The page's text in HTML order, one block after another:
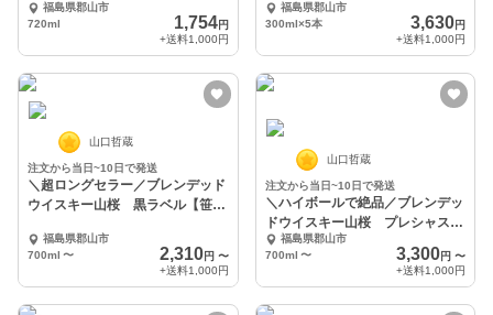
福島県郡山市
720ml
1,754円
+送料1,000円
福島県郡山市
300ml×5本
3,630円
+送料1,000円
山口哲蔵
注文から当日~10日で発送
＼超ロングセラー／ブレンデッド
ウイスキー山桜 黒ラベル【笹の
福島県郡山市
700ml 〜 2,310円 〜
+送料1,000円
山口哲蔵
注文から当日~10日で発送
＼ハイボールで絶品／ブレンデッ
ドウイスキー山桜 プレシャス
【笹の川酒造】
福島県郡山市
700ml 〜 3,300円 〜
+送料1,000円